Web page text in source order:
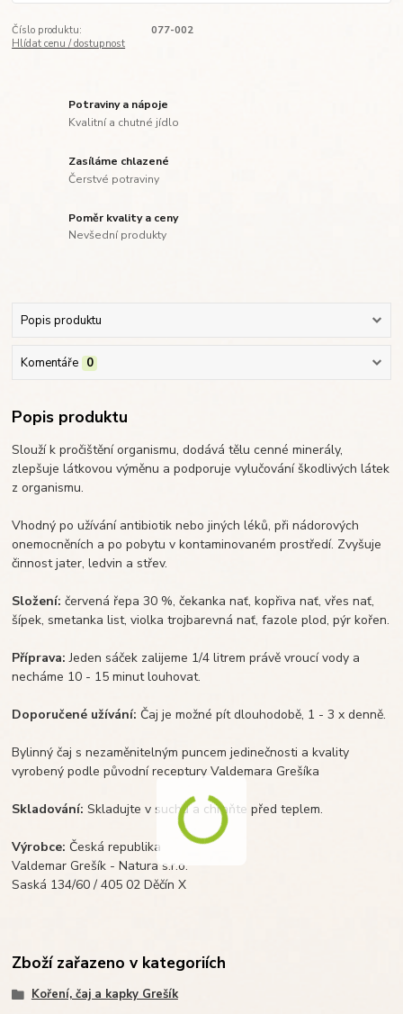
Číslo produktu:
077-002
Hlídat cenu / dostupnost
Potraviny a nápoje
Kvalitní a chutné jídlo
Zasíláme chlazené
Čerstvé potraviny
Poměr kvality a ceny
Nevšední produkty
Popis produktu
Komentáře 0
Popis produktu
Slouží k pročištění organismu, dodává tělu cenné minerály,
zlepšuje látkovou výměnu a podporuje vylučování škodlivých látek
z organismu.
Vhodný po užívání antibiotik nebo jiných léků, při nádorových
onemocněních a po pobytu v kontaminovaném prostředí. Zvyšuje
činnost jater, ledvin a střev.
Složení: červená řepa 30 %, čekanka nať, kopřiva nať, vřes nať,
šípek, smetanka list, violka trojbarevná nať, fazole plod, pýr kořen.
Příprava: Jeden sáček zalijeme 1/4 litrem právě vroucí vody a
necháme 10 - 15 minut louhovat.
Doporučené užívání: Čaj je možné pít dlouhodobě, 1 - 3 x denně.
Bylinný čaj s nezaměnitelným puncem jedinečnosti a kvality
vyrobený podle původní receptury Valdemara Grešíka
Skladování:Skladujte v suchu a chraňte před teplem.
Výrobce: Česká republika
Valdemar Grešík - Natura s.r.o.
Saská 134/60 / 405 02 Děčín X
Zboží zařazeno v kategoriích
Koření, čaj a kapky Grešík